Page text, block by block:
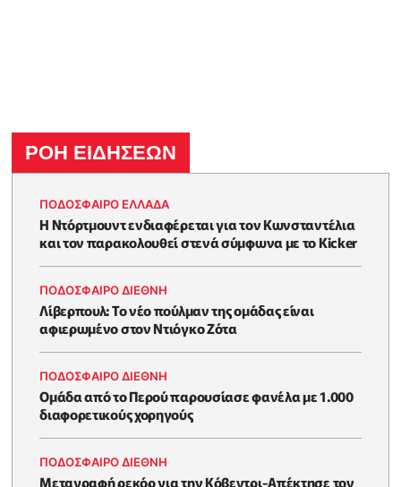
ΡΟΗ ΕΙΔΗΣΕΩΝ
ΠΟΔΟΣΦΑΙΡΟ ΕΛΛΑΔΑ
Η Ντόρτμουντ ενδιαφέρεται για τον Κωνσταντέλια
και τον παρακολουθεί στενά σύμφωνα με το Kicker
ΠΟΔΟΣΦΑΙΡΟ ΔΙΕΘΝΗ
Λίβερπουλ: Το νέο πούλμαν της ομάδας είναι
αφιερωμένο στον Ντιόγκο Ζότα
ΠΟΔΟΣΦΑΙΡΟ ΔΙΕΘΝΗ
Ομάδα από το Περού παρουσίασε φανέλα με 1.000
διαφορετικούς χορηγούς
ΠΟΔΟΣΦΑΙΡΟ ΔΙΕΘΝΗ
Μεταγραφή ρεκόρ για την Κόβεντρι-Απέκτησε τον